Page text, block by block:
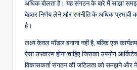
अधिक बोलता है। यह संगठन के बारे में साझा
बेहतर निर्णय लेने और रणनीति के अधिक प्रभावी
है।
लक्ष्य केवल मॉडल बनाना नहीं है, बल्कि एक
ऐसा उपकरण होना चाहिए जिसका उपयोग
विकासकर्ता संगठन की जटिलता को समझने और